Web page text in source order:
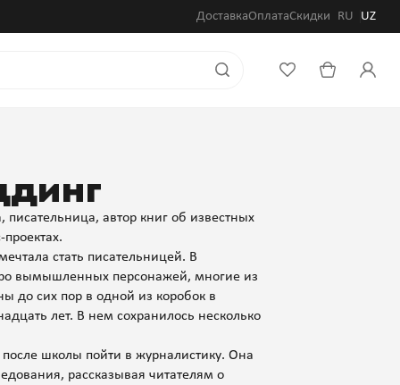
ДоставкаОплатаСкидки RU UZ
автор книг об известных
стать писательницей. В
вымышленных персонажей, многие из
до сих пор в одной из коробок в
лет. В нем сохранилось несколько
школы пойти в журналистику. Она
рассказывая читателям о